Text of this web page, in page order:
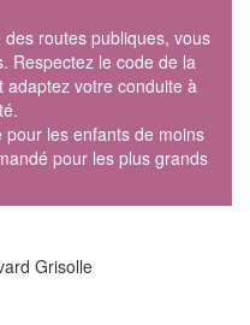
routes publiques, vous
Respectez le code de la
adaptez votre conduite à
les enfants de moins
pour les plus grands
Grisolle